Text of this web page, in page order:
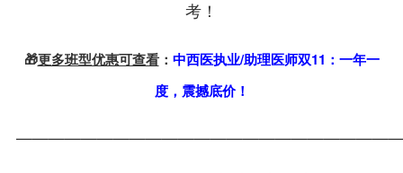
考！
🎁更多班型优惠可查看： 中西医执业/助理医师双11：一年一
度，震撼底价！